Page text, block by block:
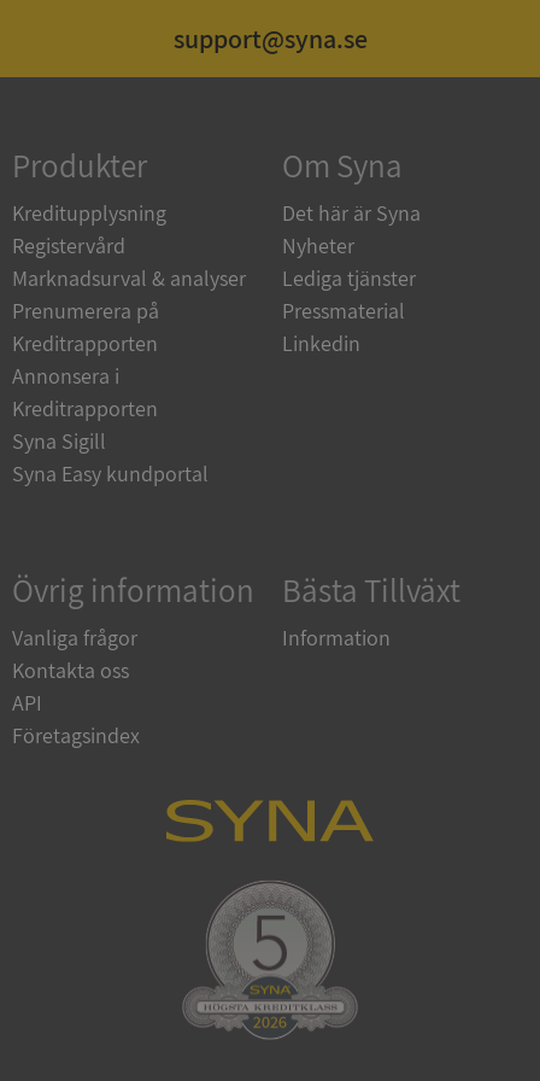
support@syna.se
Produkter
Kreditupplysning
Registervård
Marknadsurval & analyser
Prenumerera på
Kreditrapporten
Annonsera i
Kreditrapporten
Syna Sigill
Syna Easy kundportal
Om Syna
Det här är Syna
Nyheter
Lediga tjänster
Pressmaterial
Linkedin
Övrig information
Vanliga frågor
Kontakta oss
API
Företagsindex
Bästa Tillväxt
Information
Strikt nödvändigt Prestanda
Inriktning
Strikt nödvändiga kakor tillåter
kärnwebbplatsfunktioner som användarinloggning
användas ordentligt utan strikt nödvändiga cookies.
Namn
Leverantör
Domän
__RequestVerificationToken
Corporation
VISITOR_PRIVACY_METADATA
YouTube
.youtube.com
Corporation
de.syna.se
Google